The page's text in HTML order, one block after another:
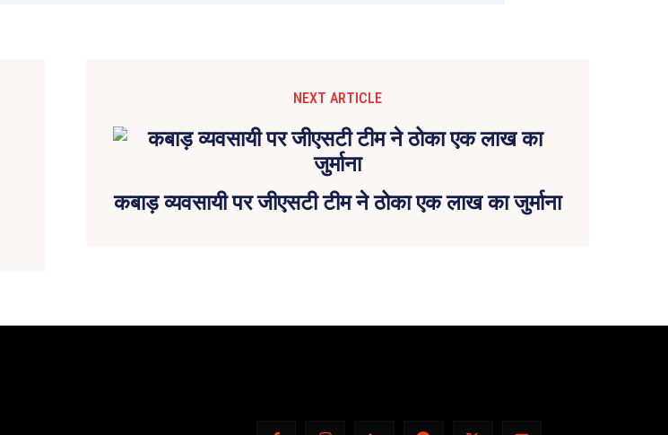
NEXT ARTICLE
कबाड़ व्यवसायी पर जीएसटी टीम ने ठोका एक लाख का जुर्माना